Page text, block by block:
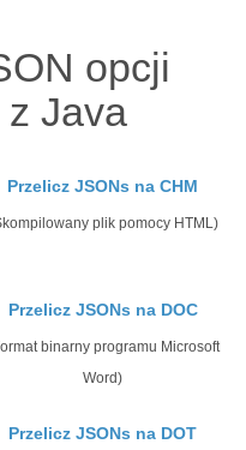
opcji
Java
Przelicz JSONs na CHM
plik pomocy HTML)
Przelicz JSONs na DOC
binarny programu Microsoft
Word)
Przelicz JSONs na DOT